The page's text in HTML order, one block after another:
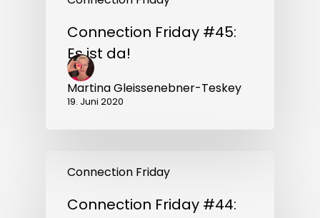
Connection Friday #45:
Es ist da!
Martina Gleissenebner-Teskey
19. Juni 2020
Connection Friday
Friday
ohneConnection Friday #44: